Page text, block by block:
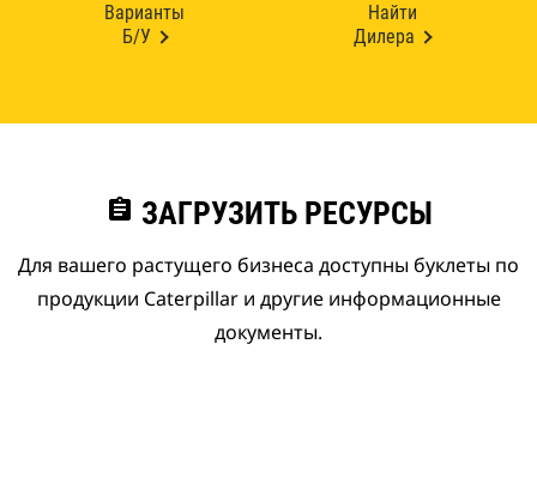
Варианты
Б/У
Найти
Дилера
assignment ЗАГРУЗИТЬ РЕСУРСЫ
Для вашего растущего бизнеса доступны буклеты по
продукции Caterpillar и другие информационные
документы.